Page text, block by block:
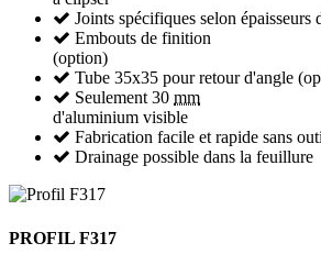
Joints spécifiques selon épaisseurs
Embouts de finition
(option)
Tube 35x35 pour retour d'angle
Seulement 30 mm
d'aluminium visible
Fabrication facile et rapide sans
Drainage possible dans la feuillure
PROFIL F317